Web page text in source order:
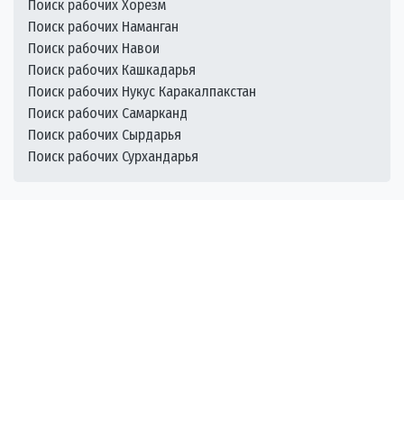
Поиск рабочих Хорезм
Поиск рабочих Наманган
Поиск рабочих Навои
Поиск рабочих Кашкадарья
Поиск рабочих Нукус Каракалпакстан
Поиск рабочих Самарканд
Поиск рабочих Сырдарья
Поиск рабочих Сурхандарья